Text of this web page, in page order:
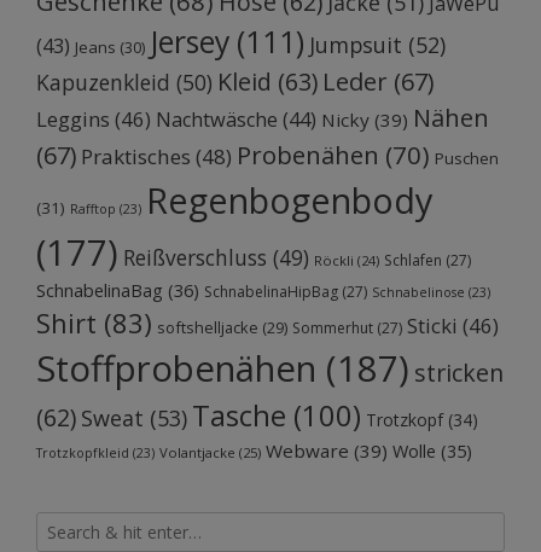
(43) Jeans (30) Jersey (111) Jumpsuit (52)
Kapuzenkleid (50) Kleid (63) Leder (67)
Leggins (46) Nachtwäsche (44) Nicky (39) Nähen
(67) Praktisches (48) Probenähen (70) Puschen
(31) Rafftop (23) Regenbogenbody
(177) Reißverschluss (49) Röckli (24) Schlafen (27)
SchnabelinaBag (36) SchnabelinaHipBag (27) Schnabelinose (23)
Shirt (83) softshelljacke (29) Sommerhut (27) Sticki (46)
Stoffprobenähen (187) stricken
(62) Sweat (53) Tasche (100) Trotzkopf(34)
Trotzkopfkleid (23) Volantjacke (25) Webware (39) Wolle (35)